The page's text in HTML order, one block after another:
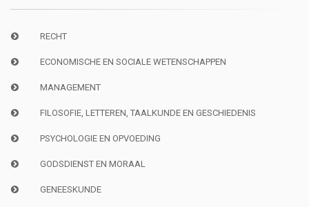
RECHT
ECONOMISCHE EN SOCIALE WETENSCHAPPEN
MANAGEMENT
FILOSOFIE, LETTEREN, TAALKUNDE EN GESCHIEDENIS
PSYCHOLOGIE EN OPVOEDING
GODSDIENST EN MORAAL
GENEESKUNDE